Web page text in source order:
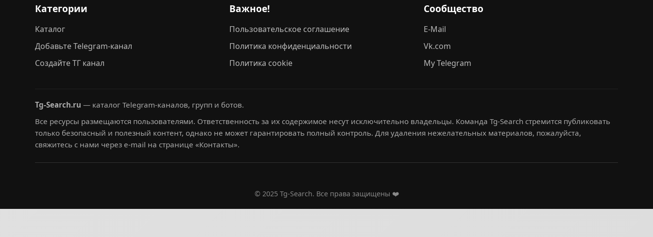
Категории
Каталог
Добавьте Telegram-канал
Создайте ТГ канал
Важное!
Пользовательское соглашение
Политика конфиденциальности
Политика cookie
Сообщество
E-Mail
Vk.com
My Telegram
Tg-Search.ru — каталог Telegram-каналов, групп и ботов.
Все ресурсы размещаются пользователями. Ответственность за их содержимое несут исключительно владельцы. Команда Tg-Search стремится публиковать
только безопасный и полезный контент, однако не может гарантировать полный контроль. Для удаления нежелательных материалов, пожалуйста,
свяжитесь с нами через e-mail на странице «Контакты».
© 2025 Tg-Search. Все права защищены ❤️